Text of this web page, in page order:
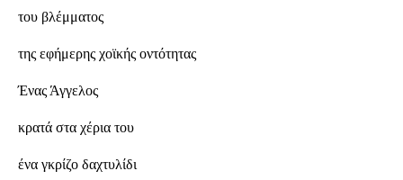
του βλέμματος
της εφήμερης χοϊκής οντότητας
Ένας Άγγελος
κρατά στα χέρια του
ένα γκρίζο δαχτυλίδι